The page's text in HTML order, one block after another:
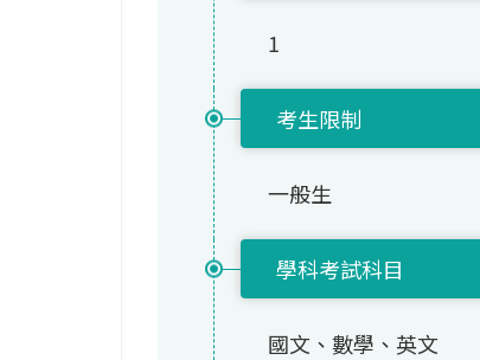
1
考生限制
一般生
學科考試科目
國文、數學、英文